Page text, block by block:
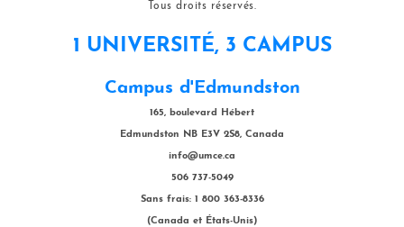
Tous droits réservés.
1 UNIVERSITÉ, 3 CAMPUS
Campus d'Edmundston
165, boulevard Hébert
Edmundston NB E3V 2S8, Canada
info@umce.ca
506 737-5049
Sans frais: 1 800 363-8336
(Canada et États-Unis)